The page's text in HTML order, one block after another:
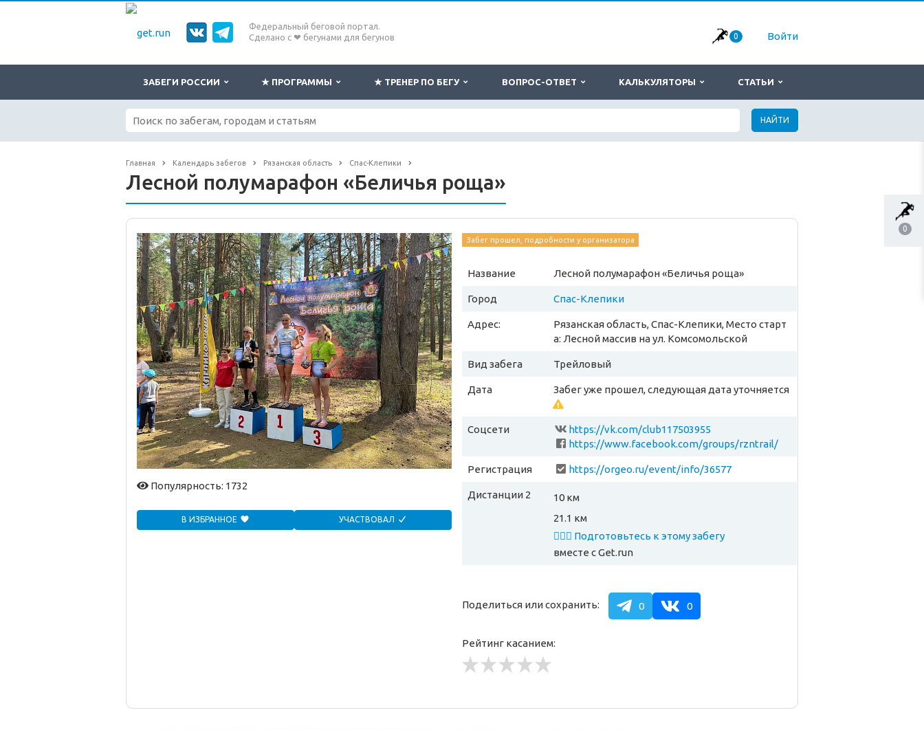
0
Федеральный беговой портал.
Сделано с ❤ бегунами для бегунов
0 Войти
ЗАБЕГИ РОССИИ ★ ПРОГРАММЫ ★ ТРЕНЕР ПО БЕГУ ВОПРОС-ОТВЕТ КАЛЬКУЛЯТОРЫ СТАТЬИ
НАЙТИ
Главная Календарь забегов Рязанская область Спас-Клепики
Лесной полумарафон «Беличья роща»
Популярность: 1732
В ИЗБРАННОЕ УЧАСТВОВАЛ
Забег прошел, подробности у организатора
Название Лесной полумарафон «Беличья роща»
Город Спас-Клепики
Адрес:
Рязанская область, Спас-Клепики, Место старт
а: Лесной массив на ул. Комсомольской
Вид забега Трейловый
Дата Забег уже прошел, следующая дата уточняется
Соцсети
https://vk.com/club117503955
https://www.facebook.com/groups/rzntrail/
Регистрация https://orgeo.ru/event/info/36577
Дистанции 2
10 км
21.1 км
🏃🏻‍♂️ Подготовьтесь к этому забегу
вместе с Get.run
Поделиться или сохранить: 0 0
Рейтинг касанием: